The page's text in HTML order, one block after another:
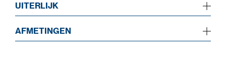
UITERLIJK
AFMETINGEN